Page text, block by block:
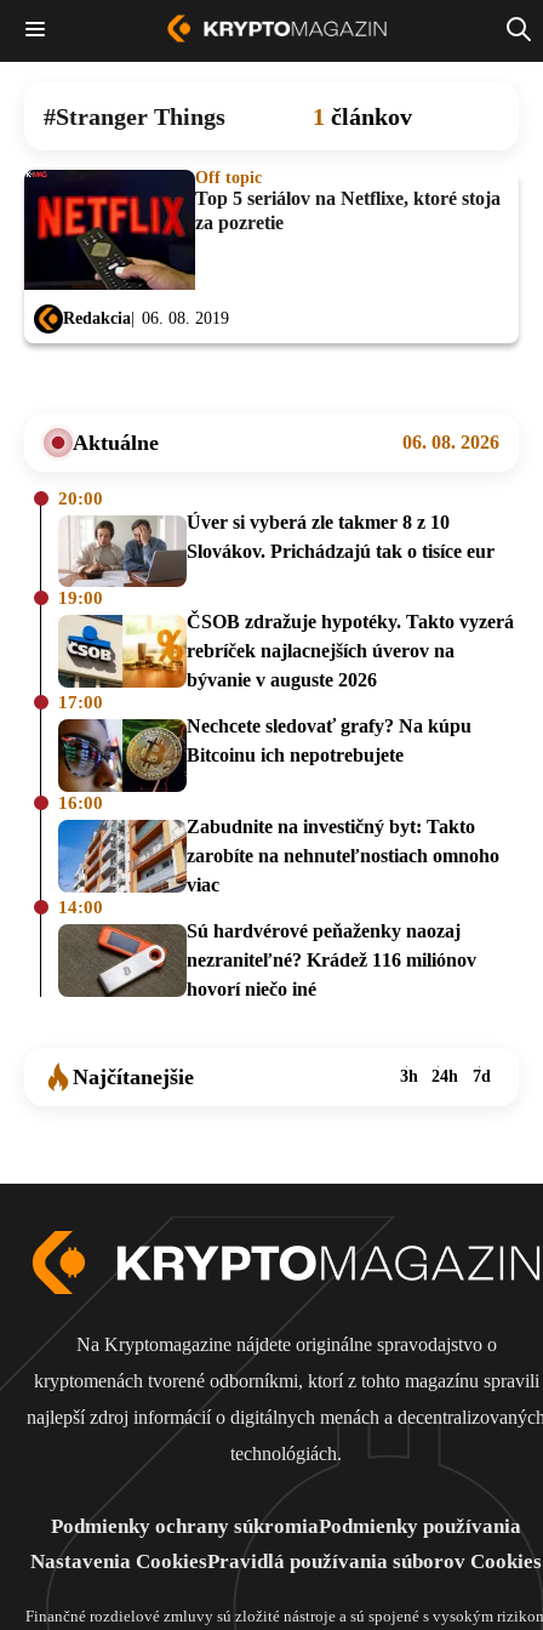
Stranger Things 1 článkov
Off topic
Top 5 seriálov na Netflixe, ktoré stoja
za pozretie
Redakcia 06. 08. 2019
Aktuálne 06. 08. 2026
20:00
Úver si vyberá zle takmer 8 z 10
Slovákov. Prichádzajú tak o tisíce eur
19:00
ČSOB zdražuje hypotéky. Takto vyzerá
rebríček najlacnejších úverov na
bývanie v auguste 2026
17:00
Nechcete sledovať grafy? Na kúpu
Bitcoinu ich nepotrebujete
16:00
Zabudnite na investičný byt: Takto
zarobíte na nehnuteľnostiach omnoho
viac
14:00
Sú hardvérové peňaženky naozaj
nezraniteľné? Krádež 116 miliónov
hovorí niečo iné
Najčítanejšie 3h 24h 7d
Na Kryptomagazine nájdete originálne spravodajstvo o
kryptomenách tvorené odborníkmi, ktorí z tohto magazínu spravili
najlepší zdroj informácií o digitálnych menách a
technológiách.
Podmienky ochrany súkromiaPodmienky používania
Nastavenia CookiesPravidlá používania súborov Cookies
Finančné rozdielové zmluvy sú zložité nástroje a sú spojené s vysokým